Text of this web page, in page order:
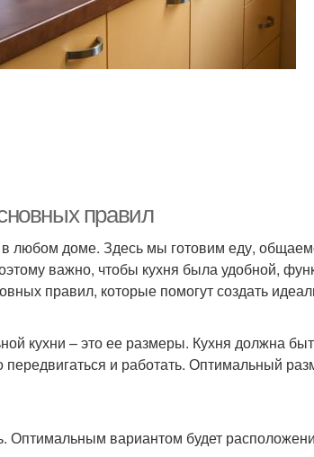
правил
любом доме. Здесь мы готовим еду,
важно, чтобы кухня была удобной,
правил, которые помогут создать
кухни – это ее размеры. Кухня должна
и работать. Оптимальный
Оптимальным вариантом будет